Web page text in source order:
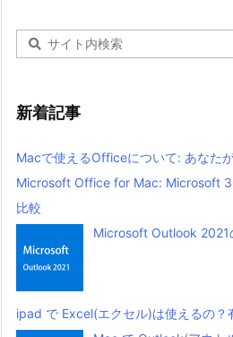
新着記事
Macで使えるOfficeについて: あなた
Microsoft Office for Mac: Microsoft
比較
Microsoft Outlook 2021
ipad で Excel(エクセル)は使えるの？